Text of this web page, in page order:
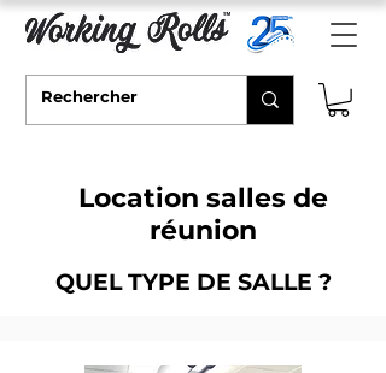
Location salles de
réunion
QUEL TYPE DE SALLE ?